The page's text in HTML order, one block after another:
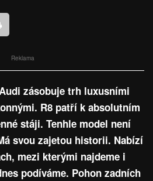
Reklama
zásobuje trh luxusními
R8 patří k absolutním
stáji. Tenhle model není
svou zajetou historii. Nabízí
mezi kterými najdeme i
podíváme. Pohon zadních